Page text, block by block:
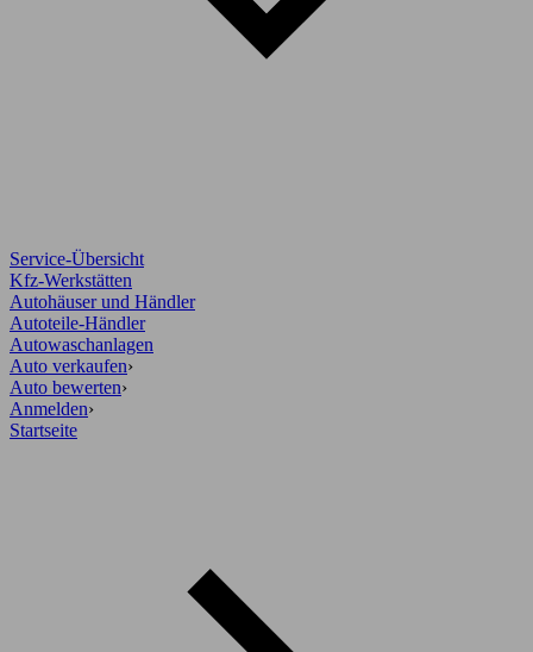
Service-Übersicht
Kfz-Werkstätten
Autohäuser und Händler
Autoteile-Händler
Autowaschanlagen
Auto verkaufen›
Auto bewerten›
Anmelden›
Startseite